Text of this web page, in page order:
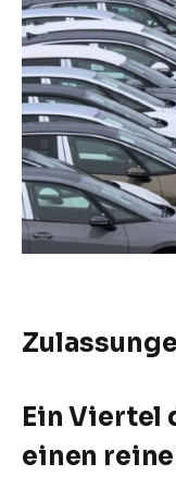
Ein Viertel
einen